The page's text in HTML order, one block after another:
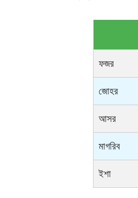
ফজর
জোহর
আসর
মাগরিব
ইশা